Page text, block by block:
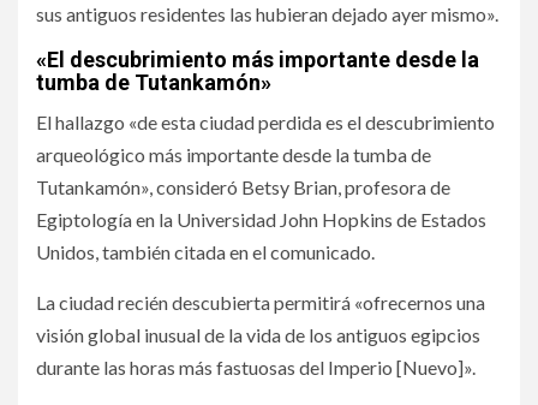
sus antiguos residentes las hubieran dejado ayer mismo».
«El descubrimiento más importante desde la
tumba de Tutankamón»
El hallazgo «de esta ciudad perdida es el descubrimiento
arqueológico más importante desde la tumba de
Tutankamón», consideró Betsy Brian, profesora de
Egiptología en la Universidad John Hopkins de Estados
Unidos, también citada en el comunicado.
La ciudad recién descubierta permitirá «ofrecernos una
visión global inusual de la vida de los antiguos egipcios
durante las horas más fastuosas del Imperio [Nuevo]».